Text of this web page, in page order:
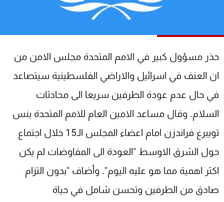
حذر مسؤول كبير في الامم المتحدة مجلس الامن من
ان العنف في اسرائيل والاراضي الفلسطينية سيتصاعد
في حال عدم عودة الطرفين سريعا الى محادثات
السلام. وقال مساعد الامين العام للامم المتحدة ينس
تويبرغ فراندزن امام اعضاء المجلس الـ15 خلال اجتماع
حول الشرق الاوسط "العودة الى المفاوضات لم يكن
اكثر اهمية مما هو عليه اليوم". وأضاف "بدون التزام
صادق من الطرفين وتحسن شامل في حياة
عن MTV
لاعلاناتكم
وظائف
شروط الإسـتخدام